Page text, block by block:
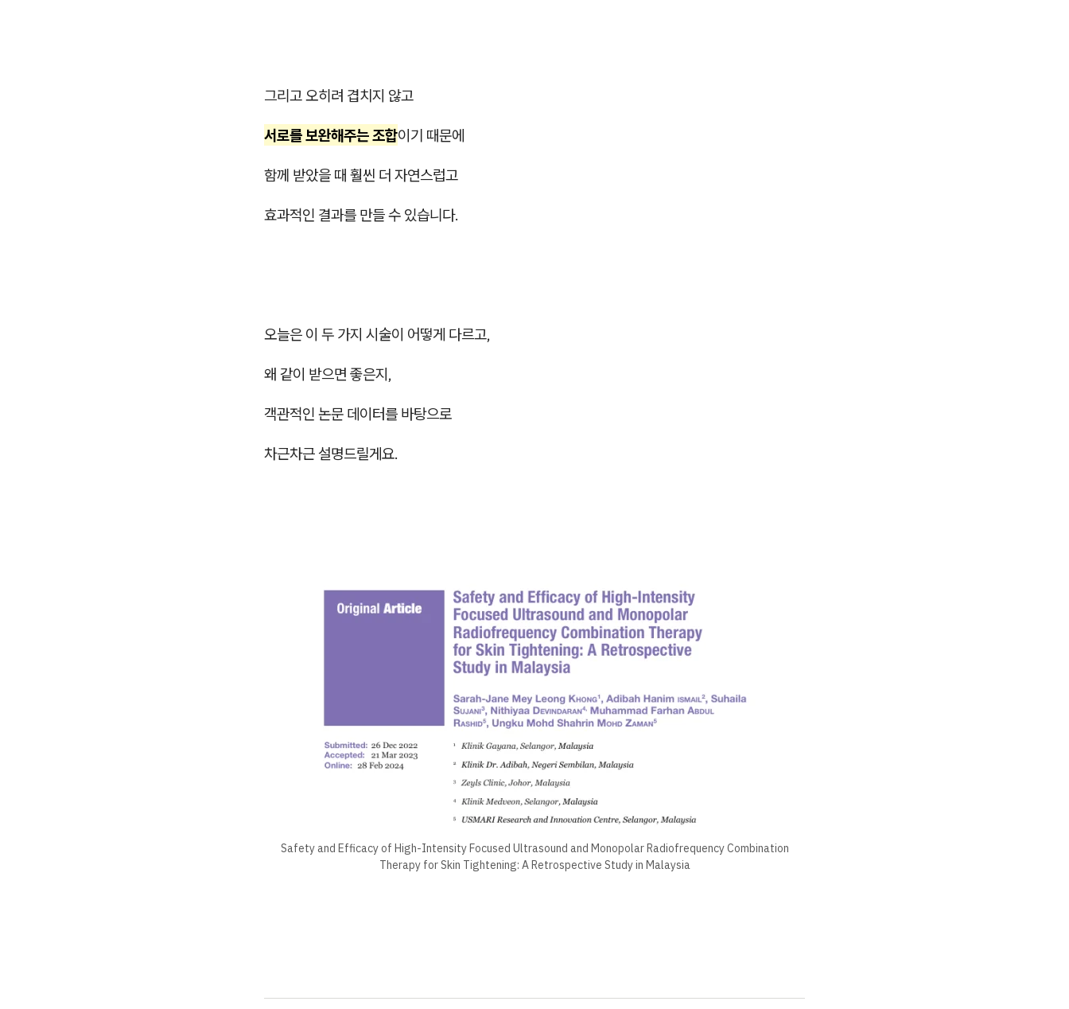
그리고 오히려 겹치지 않고
서로를 보완해주는 조합이기 때문에
함께 받았을 때 훨씬 더 자연스럽고
효과적인 결과를 만들 수 있습니다.
오늘은 이 두 가지 시술이 어떻게 다르고,
왜 같이 받으면 좋은지,
객관적인 논문 데이터를 바탕으로
차근차근 설명드릴게요.
Safety and Efficacy of High-Intensity Focused Ultrasound and Monopolar Radiofrequency Combination
Therapy for Skin Tightening: A Retrospective Study in Malaysia